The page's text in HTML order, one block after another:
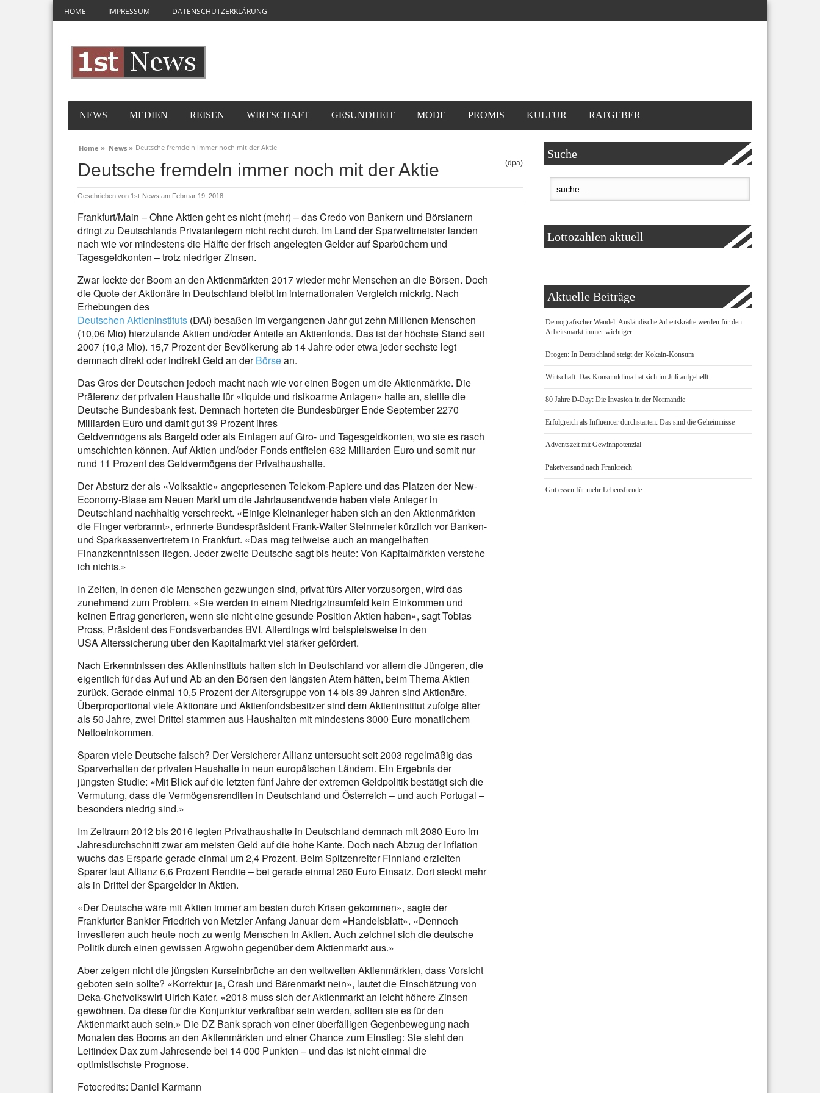
HOME IMPRESSUM DATENSCHUTZERKLÄRUNG
NEWS MEDIEN REISEN WIRTSCHAFT GESUNDHEIT MODE PROMIS KULTUR RATGEBER
Home » News » Deutsche fremdeln immer noch mit der Aktie
Deutsche fremdeln immer noch mit der Aktie (dpa)
Geschrieben von 1st-News am Februar 19, 2018
Frankfurt/Main – Ohne Aktien geht es nicht (mehr) – das Credo von Bankern und Börsianern
dringt zu Deutschlands Privatanlegern nicht recht durch. Im Land der Sparweltmeister landen
nach wie vor mindestens die Hälfte der frisch angelegten Gelder auf Sparbüchern und
Tagesgeldkonten – trotz niedriger Zinsen.
Zwar lockte der Boom an den Aktienmärkten 2017 wieder mehr Menschen an die Börsen. Doch
die Quote der Aktionäre in Deutschland bleibt im internationalen Vergleich mickrig. Nach
Erhebungen des
Deutschen Aktieninstituts (DAI) besaßen im vergangenen Jahr gut zehn Millionen Menschen
(10,06 Mio) hierzulande Aktien und/oder Anteile an Aktienfonds. Das ist der höchste Stand seit
2007 (10,3 Mio). 15,7 Prozent der Bevölkerung ab 14 Jahre oder etwa jeder sechste legt
demnach direkt oder indirekt Geld an derBörsean.
Das Gros der Deutschen jedoch macht nach wie vor einen Bogen um die Aktienmärkte. Die
Präferenz der privaten Haushalte für «liquide und risikoarme Anlagen» halte an, stellte die
Deutsche Bundesbank fest. Demnach horteten die Bundesbürger Ende September 2270
Milliarden Euro und damit gut 39 Prozent ihres
Geldvermögens als Bargeld oder als Einlagen auf Giro- und Tagesgeldkonten, wo sie es rasch
umschichten können. Auf Aktien und/oder Fonds entfielen 632 Milliarden Euro und somit nur
rund 11 Prozent des Geldvermögens der Privathaushalte.
Der Absturz der als «Volksaktie» angepriesenen Telekom-Papiere und das Platzen der New-
Economy-Blase am Neuen Markt um die Jahrtausendwende haben viele Anleger in
Deutschland nachhaltig verschreckt. «Einige Kleinanleger haben sich an den Aktienmärkten
die Finger verbrannt», erinnerte Bundespräsident Frank-Walter Steinmeier kürzlich vor Banken-
und Sparkassenvertretern in Frankfurt. «Das mag teilweise auch an mangelhaften
Finanzkenntnissen liegen. Jeder zweite Deutsche sagt bis heute: Von Kapitalmärkten verstehe
ich nichts.»
In Zeiten, in denen die Menschen gezwungen sind, privat fürs Alter vorzusorgen, wird das
zunehmend zum Problem. «Sie werden in einem Niedrigzinsumfeld kein Einkommen und
keinen Ertrag generieren, wenn sie nicht eine gesunde Position Aktien haben», sagt Tobias
Pross, Präsident des Fondsverbandes BVI. Allerdings wird beispielsweise in den
USA Alterssicherung über den Kapitalmarkt viel stärker gefördert.
Nach Erkenntnissen des Aktieninstituts halten sich in Deutschland vor allem die Jüngeren, die
eigentlich für das Auf und Ab an den Börsen den längsten Atem hätten, beim Thema Aktien
zurück. Gerade einmal 10,5 Prozent der Altersgruppe von 14 bis 39 Jahren sind Aktionäre.
Überproportional viele Aktionäre und Aktienfondsbesitzer sind dem Aktieninstitut zufolge älter
als 50 Jahre, zwei Drittel stammen aus Haushalten mit mindestens 3000 Euro monatlichem
Nettoeinkommen.
Sparen viele Deutsche falsch? Der Versicherer Allianz untersucht seit 2003 regelmäßig das
Sparverhalten der privaten Haushalte in neun europäischen Ländern. Ein Ergebnis der
jüngsten Studie: «Mit Blick auf die letzten fünf Jahre der extremen Geldpolitik bestätigt sich die
Vermutung, dass die Vermögensrenditen in Deutschland und Österreich – und auch Portugal –
besonders niedrig sind.»
Im Zeitraum 2012 bis 2016 legten Privathaushalte in Deutschland demnach mit 2080 Euro im
Jahresdurchschnitt zwar am meisten Geld auf die hohe Kante. Doch nach Abzug der Inflation
wuchs das Ersparte gerade einmal um 2,4 Prozent. Beim Spitzenreiter Finnland erzielten
Sparer laut Allianz 6,6 Prozent Rendite – bei gerade einmal 260 Euro Einsatz. Dort steckt mehr
als in Drittel der Spargelder in Aktien.
«Der Deutsche wäre mit Aktien immer am besten durch Krisen gekommen», sagte der
Frankfurter Bankier Friedrich von Metzler Anfang Januar dem «Handelsblatt». «Dennoch
investieren auch heute noch zu wenig Menschen in Aktien. Auch zeichnet sich die deutsche
Politik durch einen gewissen Argwohn gegenüber dem Aktienmarkt aus.»
Aber zeigen nicht die jüngsten Kurseinbrüche an den weltweiten Aktienmärkten, dass Vorsicht
geboten sein sollte? «Korrektur ja, Crash und Bärenmarkt nein», lautet die Einschätzung von
Deka-Chefvolkswirt Ulrich Kater. «2018 muss sich der Aktienmarkt an leicht höhere Zinsen
gewöhnen. Da diese für die Konjunktur verkraftbar sein werden, sollten sie es für den
Aktienmarkt auch sein.» Die DZ Bank sprach von einer überfälligen Gegenbewegung nach
Monaten des Booms an den Aktienmärkten und einer Chance zum Einstieg: Sie sieht den
Leitindex Dax zum Jahresende bei 14 000 Punkten – und das ist nicht einmal die
optimistischste Prognose.
Fotocredits: Daniel Karmann
Suche
Lottozahlen aktuell
Aktuelle Beiträge
Demografischer Wandel: Ausländische Arbeitskräfte werden für den
Arbeitsmarkt immer wichtiger
Drogen: In Deutschland steigt der Kokain-Konsum
Wirtschaft: Das Konsumklima hat sich im Juli aufgehellt
80 Jahre D-Day: Die Invasion in der Normandie
Erfolgreich als Influencer durchstarten: Das sind die Geheimnisse
Adventszeit mit Gewinnpotenzial
Paketversand nach Frankreich
Gut essen für mehr Lebensfreude